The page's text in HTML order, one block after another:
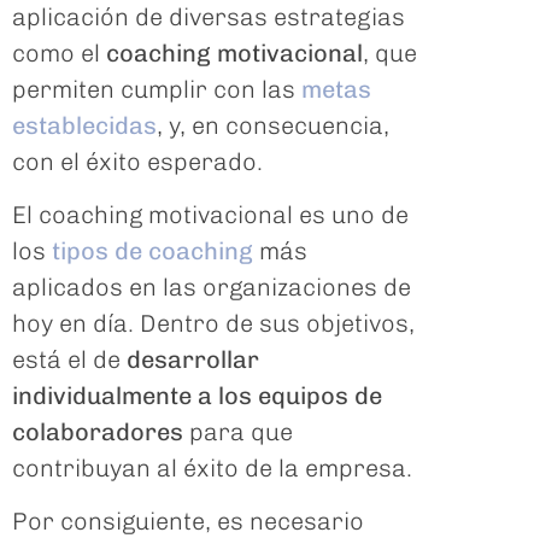
aplicación de diversas estrategias
como el coaching motivacional, que
permiten cumplir con las metas
establecidas, y, en consecuencia,
con el éxito esperado.
El coaching motivacional es uno de
los tipos de coaching más
aplicados en las organizaciones de
hoy en día. Dentro de sus objetivos,
está el de desarrollar
individualmente a los equipos de
colaboradores para que
contribuyan al éxito de la empresa.
Por consiguiente, es necesario